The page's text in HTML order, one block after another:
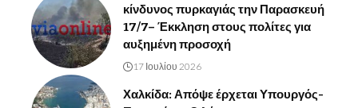
κίνδυνος πυρκαγιάς την Παρασκευή
17/7– Έκκληση στους πολίτες για
αυξημένη προσοχή
17 Ιουλίου 2026
Χαλκίδα: Απόψε έρχεται Υπουργός-